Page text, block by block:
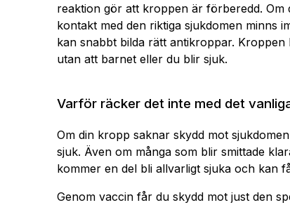
reaktion gör att kroppen är förberedd.
kontakt med den riktiga sjukdomen minns
kan snabbt bilda rätt antikroppar.
utan att barnet eller du blir sjuk.
Varför räcker det inte med det
Om din kropp saknar skydd mot
sjuk. Även om många som blir smittade
kommer en del bli allvarligt sjuka och kan
Genom vaccin får du skydd mot just den